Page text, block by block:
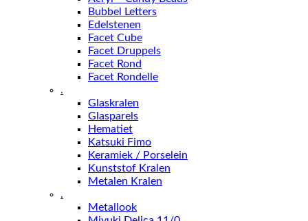
Bubbel Letters
Edelstenen
Facet Cube
Facet Druppels
Facet Rond
Facet Rondelle
.
Glaskralen
Glasparels
Hematiet
Katsuki Fimo
Keramiek / Porselein
Kunststof Kralen
Metalen Kralen
.
Metallook